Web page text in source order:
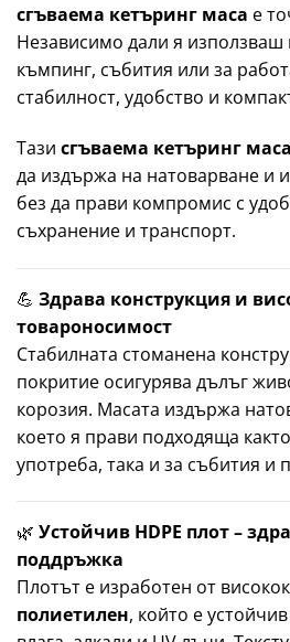
сгъваема кетъринг маса е
Независимо дали я използваш
къмпинг, събития или за
стабилност, удобство и
Тази сгъваема кетъринг
да издържа на натоварване и
без да прави компромис с
съхранение и транспорт.
💪 Здрава конструкция и
товароносимост
Стабилната стоманена
покритие осигурява дълъг
корозия. Масата издържа
което я прави подходяща
употреба, така и за събития и
🌿 Устойчив HDPE плот –
поддръжка
Плотът е изработен от
полиетилен, който е